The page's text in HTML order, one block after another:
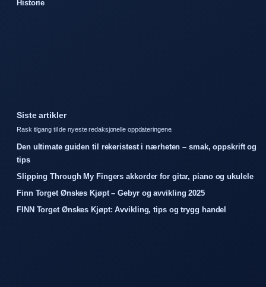
Historie
Siste artikler
Rask tilgang til de nyeste redaksjonelle oppdateringene.
Den ultimate guiden til rekeristest i nærheten – smak, oppskrift og
tips
Slipping Through My Fingers akkorder for gitar, piano og ukulele
Finn Torget Ønskes Kjøpt – Gebyr og avvikling 2025
FINN Torget Ønskes Kjøpt: Avvikling, tips og trygg handel